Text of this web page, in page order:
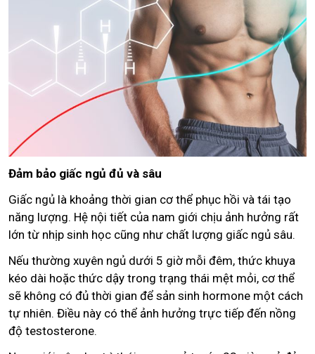
Đảm bảo giấc ngủ đủ và sâu
Giấc ngủ là khoảng thời gian cơ thể phục hồi và tái tạo
năng lượng. Hệ nội tiết của nam giới chịu ảnh hưởng rất
lớn từ nhịp sinh học cũng như chất lượng giấc ngủ sâu.
Nếu thường xuyên ngủ dưới 5 giờ mỗi đêm, thức khuya
kéo dài hoặc thức dậy trong trạng thái mệt mỏi, cơ thể
sẽ không có đủ thời gian để sản sinh hormone một cách
tự nhiên. Điều này có thể ảnh hưởng trực tiếp đến nồng
độ testosterone.